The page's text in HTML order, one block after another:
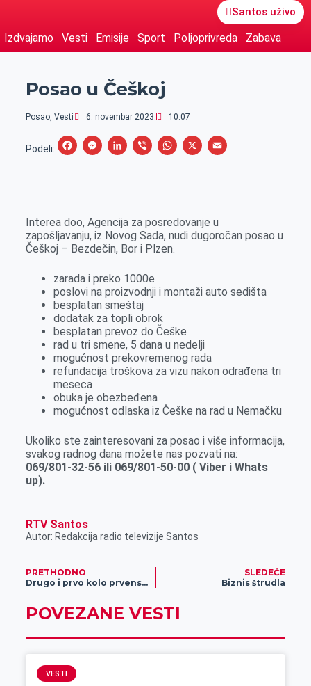
Santos uživo
Izdvajamo Vesti Emisije Sport Poljoprivreda Zabava
Posao u Češkoj
Posao, Vesti 6. novembar 2023. 10:07
Podeli:
F
b
o
k
M
e
n
e
r
L
e
d
n
V
r
W
s
A
X
E
Interea doo, Agencija za posredovanje u
zapošljavanju, iz Novog Sada, nudi dugoročan posao u
Češkoj – Bezdečin, Bor i Plzen.
zarada i preko 1000e
poslovi na proizvodnji i montaži auto sedišta
besplatan smeštaj
dodatak za topli obrok
besplatan prevoz do Češke
rad u tri smene, 5 dana u nedelji
mogućnost prekovremenog rada
refundacija troškova za vizu nakon odrađena tri
meseca
obuka je obezbeđena
mogućnost odlaska iz Češke na rad u Nemačku
Ukoliko ste zainteresovani za posao i više informacija,
svakog radnog dana možete nas pozvati na:
069/801-32-56 ili 069/801-50-00 ( Viber i Whats
up).
RTV Santos
Autor: Redakcija radio televizije Santos
PRETHODNO
Drugo i prvo kolo prvenstva Vojvodine
SLEDEĆE
Biznis štrudla
POVEZANE VESTI
VESTI